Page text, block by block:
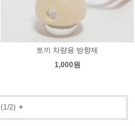
토끼 차량용 방향제
1,000원
(1/2)+